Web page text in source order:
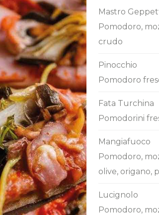
Mastro
Pomodoro,
crudo
Pinocchio
Pomodoro
Fata Turchina
Pomodorini
Mangiafuoco
Pomodoro,
olive, origano,
Lucignolo
Pomodoro,